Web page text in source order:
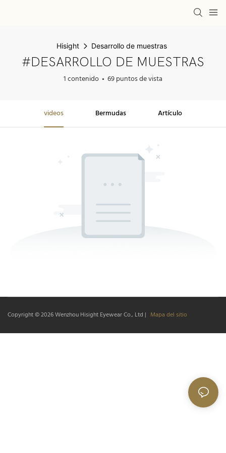
Hisight Desarrollo de muestras
#DESARROLLO DE MUESTRAS
1 contenido 69 puntos de vista
videos Bermudas Artículo
Copyright © 2026Wenzhou Hisight Eyewear Co., Ltd | Mapa del sitio